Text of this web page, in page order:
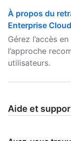
À propos du
Enterprise Cloud
Gérez l’accès
l’approche
utilisateurs.
Aide et